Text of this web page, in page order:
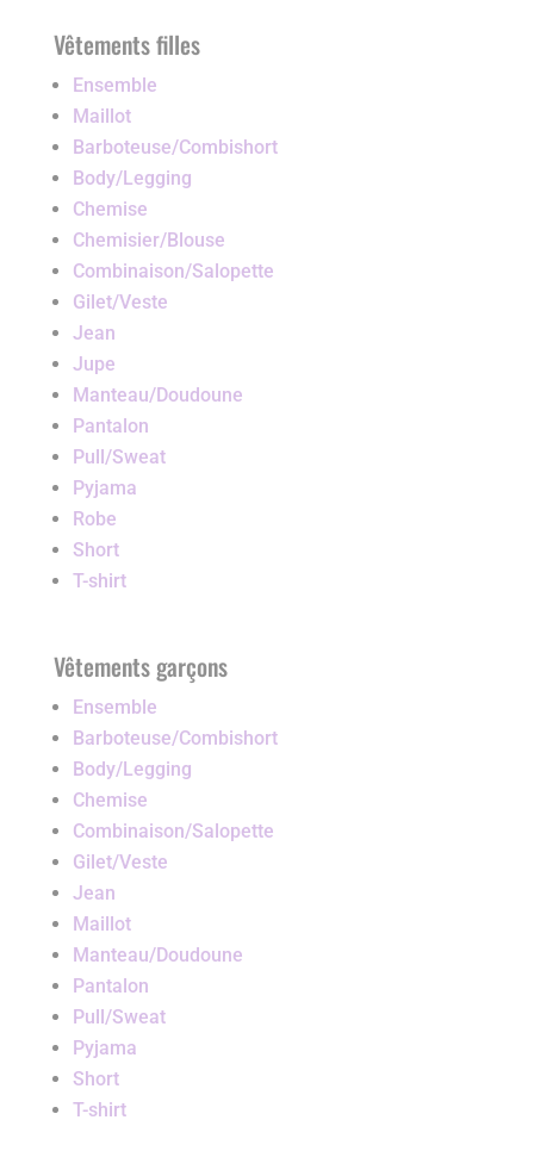
Vêtements filles
Ensemble
Maillot
Barboteuse/Combishort
Body/Legging
Chemise
Chemisier/Blouse
Combinaison/Salopette
Gilet/Veste
Jean
Jupe
Manteau/Doudoune
Pantalon
Pull/Sweat
Pyjama
Robe
Short
T-shirt
Vêtements garçons
Ensemble
Barboteuse/Combishort
Body/Legging
Chemise
Combinaison/Salopette
Gilet/Veste
Jean
Maillot
Manteau/Doudoune
Pantalon
Pull/Sweat
Pyjama
Short
T-shirt